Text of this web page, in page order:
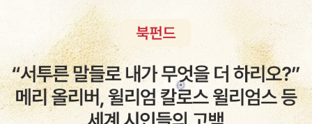
실패의 상황이다. 마구간에서 말(馬)을 끌어내 오라는 명령을 하인은
듣지 못한다. 화자의 뜻은 이 불통에 의해 연거푸 좌절된다. 카프카의
작품들은 실패를 씀으로써 성공했다는 비평가 '게르하르트 노이만'의
지적처럼 당대에 만연한 인간 사이의 소통불능이 단지 “떠난다.”는
목적을 지닌 굉장한 여행과 극히 대항적으로 기술되고 있다. 이상 혹
은 진실의 지대를 향한 삶의 대모험은 이 돌연한 출발에서 시작되어
다). 최근에 나온 책으로는 브레히트의 연극론 <브레히트, 연극에 대
한 글들>과 연구서로 이상일 교수의 <브레히트, 서사극, 낯설게 하기
수법>이 있다. 브레히트도 전집을 포함해 다량의 책이 나와 있기에
이야기가 끝이 없겠다. 이쯤에서 줄여야겠다...